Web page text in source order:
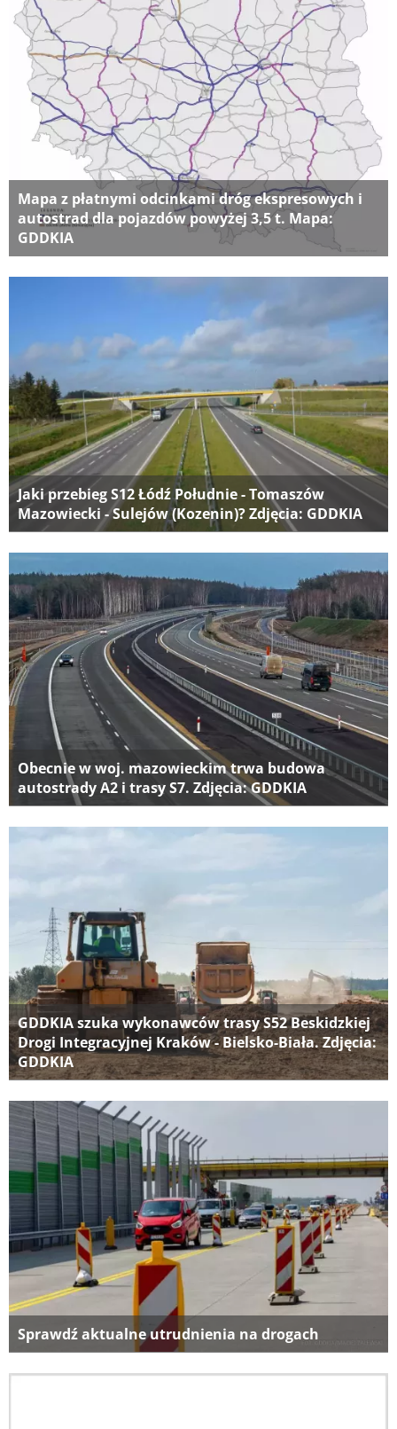
Mapa z płatnymi odcinkami dróg ekspresowych i
autostrad dla pojazdów powyżej 3,5 t. Mapa:
GDDKIA
Jaki przebieg S12 Łódź Południe - Tomaszów
Mazowiecki - Sulejów (Kozenin)? Zdjęcia: GDDKIA
Obecnie w woj. mazowieckim trwa budowa
autostrady A2 i trasy S7. Zdjęcia: GDDKIA
GDDKIA szuka wykonawców trasy S52 Beskidzkiej
Drogi Integracyjnej Kraków - Bielsko-Biała. Zdjęcia:
GDDKIA
Sprawdź aktualne utrudnienia na drogach